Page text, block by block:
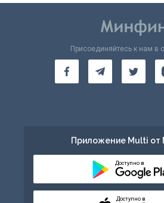
Присоединяйтесь к нам в
Приложение Multi от
Доступно в
Доступно в